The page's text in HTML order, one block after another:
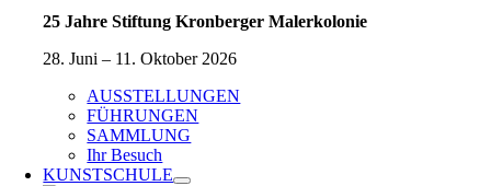
25 Jahre Stiftung Kronberger Malerkolonie
28. Juni – 11. Oktober 2026
AUSSTELLUNGEN
FÜHRUNGEN
SAMMLUNG
Ihr Besuch
KUNSTSCHULE